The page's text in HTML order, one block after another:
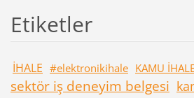
Etiketler
İHALE #elektronikihale KAMU
sektör iş deneyim belgesi